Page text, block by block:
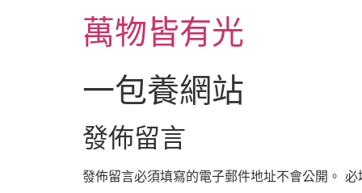
萬物皆有光
一包養網站
發佈留言
發佈留言必須填寫的電子郵件地址不會公開。 必